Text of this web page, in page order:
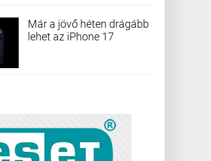
Már a jövő héten drágább
lehet az iPhone 17